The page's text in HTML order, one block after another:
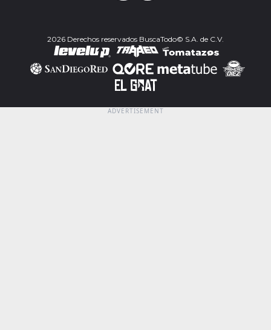
2026 Derechos reservados BuscaTodo© S.A. de C.V.